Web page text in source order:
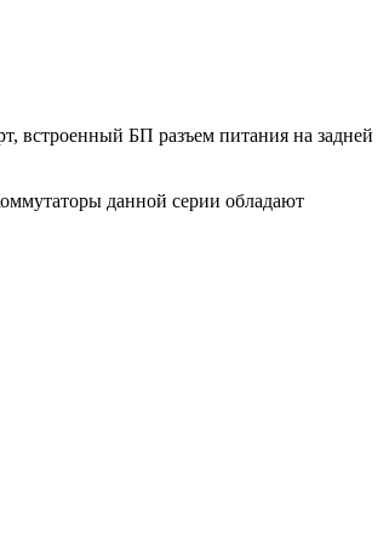
встроенный БП разъем питания на задней
данной серии обладают